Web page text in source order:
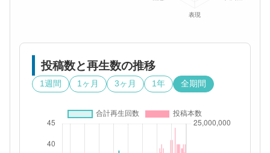
投稿数と再生数の推移
1週間 1ヶ月 3ヶ月 1年 全期間